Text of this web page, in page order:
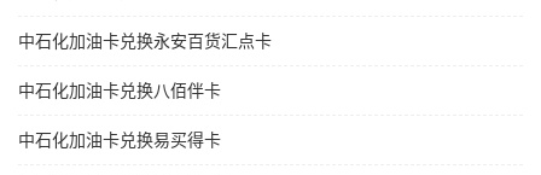
中石化加油卡兑换永安百货汇点卡
中石化加油卡兑换八佰伴卡
中石化加油卡兑换易买得卡